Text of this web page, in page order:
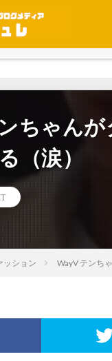
ちゃん
（涙）
ッション WayV テンち